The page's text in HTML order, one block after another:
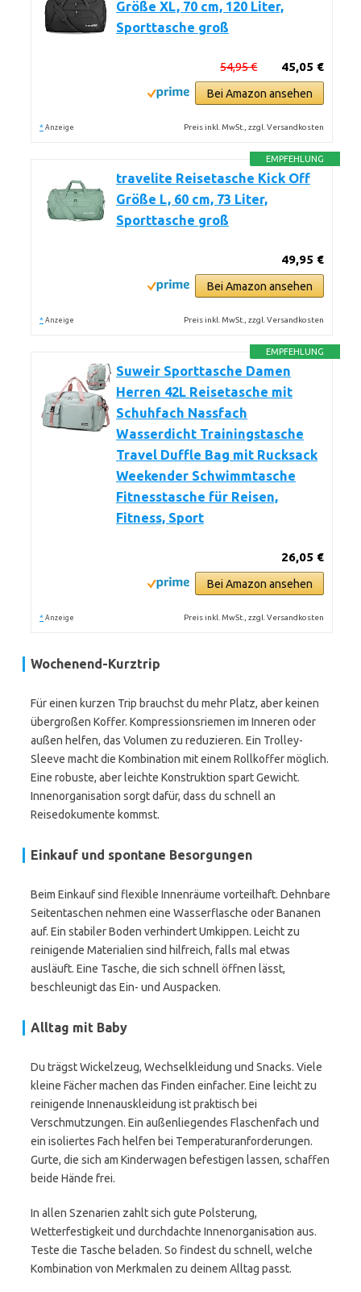
Größe XL, 70 cm, 120 Liter,
Sporttasche groß
45,05 €
54,95 €
Bei Amazon ansehen
* Anzeige Preis inkl. MwSt., zzgl. Versandkosten
EMPFEHLUNG
travelite Reisetasche Kick Off
Größe L, 60 cm, 73 Liter,
Sporttasche groß
49,95 €
Bei Amazon ansehen
* Anzeige Preis inkl. MwSt., zzgl. Versandkosten
EMPFEHLUNG
Suweir Sporttasche Damen
Herren 42L Reisetasche mit
Schuhfach Nassfach
Wasserdicht Trainingstasche
Travel Duffle Bag mit Rucksack
Weekender Schwimmtasche
Fitnesstasche für Reisen,
Fitness, Sport
26,05 €
Bei Amazon ansehen
* Anzeige Preis inkl. MwSt., zzgl. Versandkosten
Wochenend-Kurztrip
Für einen kurzen Trip brauchst du mehr Platz, aber keinen
übergroßen Koffer. Kompressionsriemen im Inneren oder
außen helfen, das Volumen zu reduzieren. Ein Trolley-
Sleeve macht die Kombination mit einem Rollkoffer möglich.
Eine robuste, aber leichte Konstruktion spart Gewicht.
Innenorganisation sorgt dafür, dass du schnell an
Reisedokumente kommst.
Einkauf und spontane Besorgungen
Beim Einkauf sind flexible Innenräume vorteilhaft. Dehnbare
Seitentaschen nehmen eine Wasserflasche oder Bananen
auf. Ein stabiler Boden verhindert Umkippen. Leicht zu
reinigende Materialien sind hilfreich, falls mal etwas
ausläuft. Eine Tasche, die sich schnell öffnen lässt,
beschleunigt das Ein- und Auspacken.
Alltag mit Baby
Du trägst Wickelzeug, Wechselkleidung und Snacks. Viele
kleine Fächer machen das Finden einfacher. Eine leicht zu
reinigende Innenauskleidung ist praktisch bei
Verschmutzungen. Ein außenliegendes Flaschenfach und
ein isoliertes Fach helfen bei Temperaturanforderungen.
Gurte, die sich am Kinderwagen befestigen lassen, schaffen
beide Hände frei.
In allen Szenarien zahlt sich gute Polsterung,
Wetterfestigkeit und durchdachte Innenorganisation aus.
Teste die Tasche beladen. So findest du schnell, welche
Kombination von Merkmalen zu deinem Alltag passt.